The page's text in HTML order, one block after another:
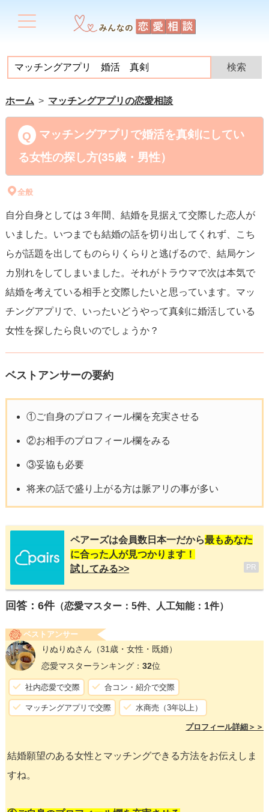
ホーム マッチングアプリの恋愛相談
マッチングアプリで婚活を真剣にしてい
る女性の探し方(35歳・男性）
全般
自分自身としては３年間、結婚を見据えて交際した恋人が
いました。いつまでも結婚の話を切り出してくれず、こち
らが話題を出してものらりくらりと逃げるので、結局ケン
カ別れをしてしまいました。それがトラウマで次は本気で
結婚を考えている相手と交際したいと思っています。マッ
チングアプリで、いったいどうやって真剣に婚活している
女性を探したら良いのでしょうか？
ベストアンサーの要約
①ご自身のプロフィール欄を充実させる
②お相手のプロフィール欄をみる
③妥協も必要
将来の話で盛り上がる方は脈アリの事が多い
ペアーズは会員数日本一だから最もあなた
に合った人が見つかります！
試してみる>>
PR
回答： 6件（恋愛マスター：5件、人工知能：1件）
ベストアンサー
りぬりぬさん （31歳・女性・既婚）
恋愛マスターランキング： 32位
社内恋愛で交際 合コン・紹介で交際
マッチングアプリで交際 水商売（3年以上）
プロフィール詳細＞＞
結婚願望のある女性とマッチングできる方法をお伝えしま
すね。